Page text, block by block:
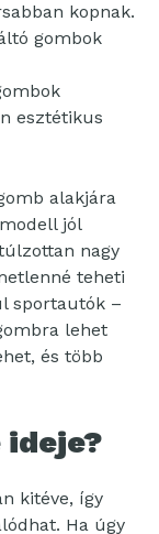
kopnak.
gombok
esztétikus
alakjára
jól
nagy
teheti
sportautók –
lehet
és több
kitéve, így
Ha úgy